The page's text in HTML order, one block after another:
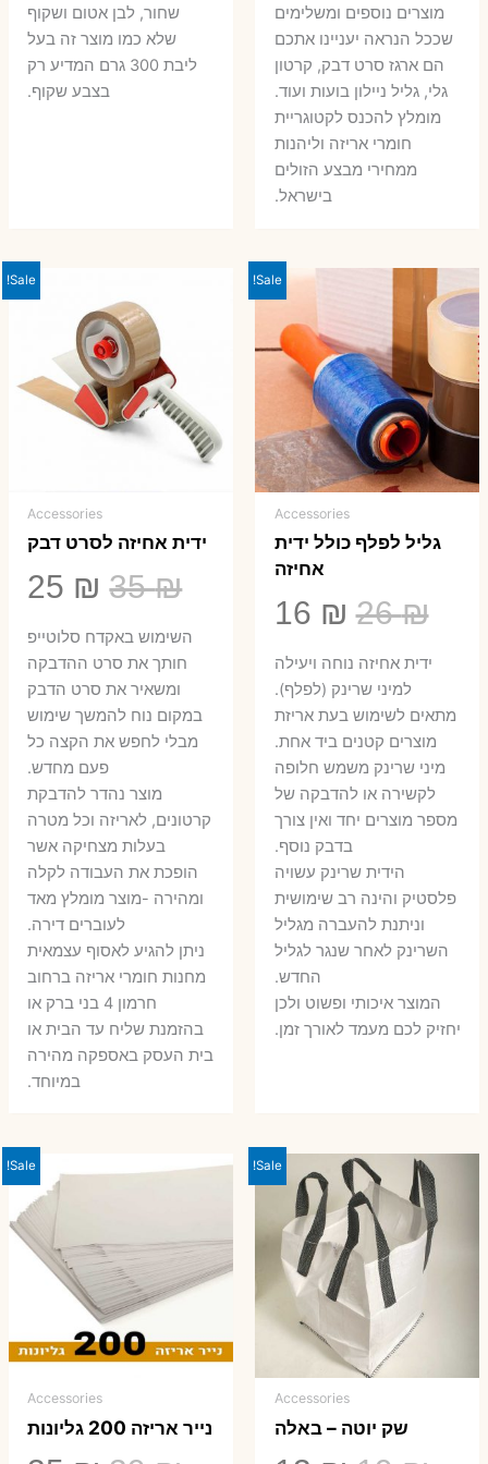
מוצרים נוספים ומשלימים
שככל הנראה יעניינו אתכם
הם ארגז סרט דבק, קרטון
גלי, גליל ניילון בועות ועוד.
מומלץ להכנס לקטוגריית
חומרי אריזה וליהנות
ממחירי מבצע הזולים
בישראל.
שחור, לבן אטום ושקוף
שלא כמו מוצר זה בעל
ליבת 300 גרם המדיע רק
בצבע שקוף.
Sale!
Accessories
גליל לפלף כולל ידית
אחיזה
26₪
המחיר
המקורי
היה:
26 ₪.
16 ₪
הנוכחי
ידית אחיזה נוחה ויעילה
למיני שרינק (לפלף).
מתאים לשימוש בעת אריזת
מוצרים קטנים ביד אחת.
​מיני שרינק משמש חלופה
לקשירה או להדבקה של
מספר מוצרים יחד ואין צורך
בדבק נוסף.
הידית שרינק עשויה
פלסטיק והינה רב שימושית
וניתנת להעברה מגליל
השרינק לאחר שנגר לגליל
החדש.
המוצר איכותי ופשוט ולכן
יחזיק לכם מעמד לאורך זמן.
Sale!
Accessories
ידית אחיזה לסרט דבק
35₪
המחיר
המקורי
היה:
35 ₪.
25 ₪
₪.
השימוש באקדח סלוטייפ
חותך את סרט ההדבקה
ומשאיר את סרט הדבק
במקום נוח להמשך שימוש
מבלי לחפש את הקצה כל
פעם מחדש.
מוצר נהדר להדבקת
קרטונים, לאריזה וכל מטרה
בעלות מצחיקה אשר
הופכת את העבודה לקלה
ומהירה -מוצר מומלץ מאד
לעוברים דירה.
ניתן להגיע לאסוף עצמאית
מחנות חומרי אריזה ברחוב
חרמון 4 בני ברק או
בהזמנת שליח עד הבית או
בית העסק באספקה מהירה
במיוחד.
Sale!
Accessories
שק יוטה – באלה
Sale!
Accessories
נייר אריזה 200 גליונות